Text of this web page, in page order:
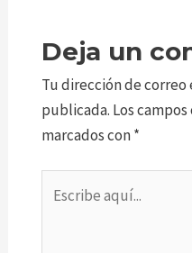
Deja un
Tu dirección de
publicada. Los
marcados con*
aquí...